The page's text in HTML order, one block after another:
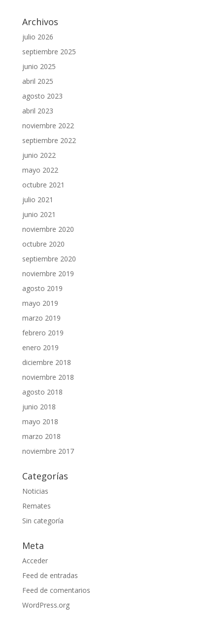
Archivos
julio 2026
septiembre 2025
junio 2025
abril 2025
agosto 2023
abril 2023
noviembre 2022
septiembre 2022
junio 2022
mayo 2022
octubre 2021
julio 2021
junio 2021
noviembre 2020
octubre 2020
septiembre 2020
noviembre 2019
agosto 2019
mayo 2019
marzo 2019
febrero 2019
enero 2019
diciembre 2018
noviembre 2018
agosto 2018
junio 2018
mayo 2018
marzo 2018
noviembre 2017
Categorías
Noticias
Remates
Sin categoría
Meta
Acceder
Feed de entradas
Feed de comentarios
WordPress.org